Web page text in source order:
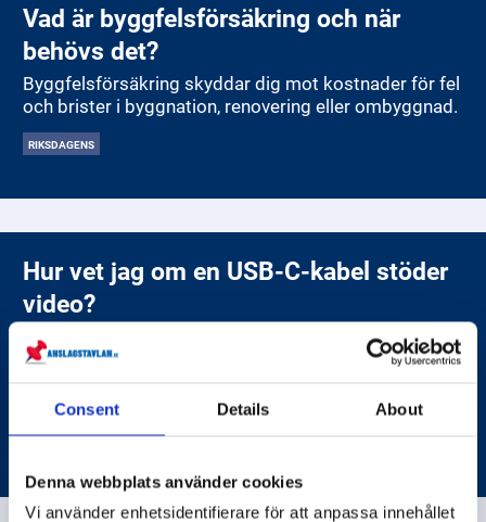
Consent Details About
Denna webbplats använder cookies
Vi använder enhetsidentifierare för att anpassa innehållet
Vad är byggfelsförsäkring och när
behövs det?
Byggfelsförsäkring skyddar dig mot kostnader för fel
och brister i byggnation, renovering eller ombyggnad.
RIKSDAGENS
Hur vet jag om en USB-C-kabel stöder
video?
Alla USB-C-kablar är inte lika. Om du vill använda en
USB-C-kabel för att koppla din dator till en skärm
kallas för "DisplayPort Alt Mode". Tyvärr syns det
Leta efter termer som "stöd för video", "DisplayPort",
"Alt Mode" eller "4K support". Många så kallade "data-